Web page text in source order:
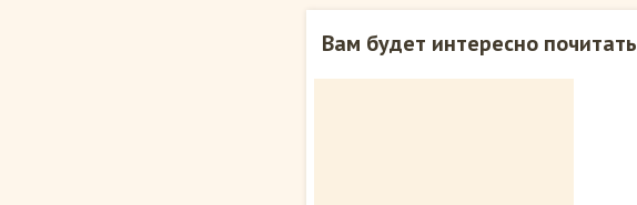
Вам будет интересно почитать